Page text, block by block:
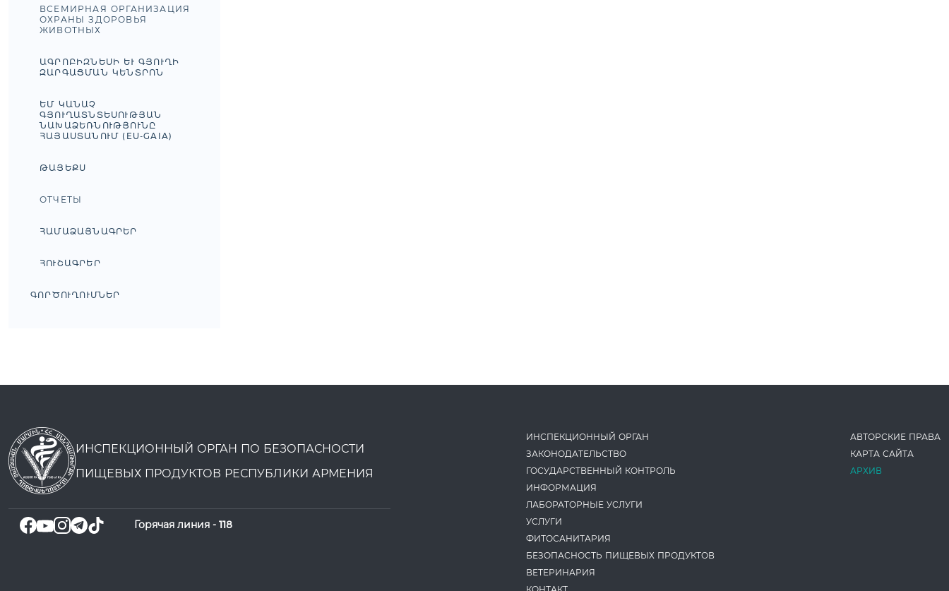
ВСЕМИРНАЯ ОРГАНИЗАЦИЯ
ОХРАНЫ ЗДОРОВЬЯ
ЖИВОТНЫХ
ԱԳՐՈԲԻԶՆԵՍԻ ԵՒ ԳՅՈՒՂԻ Զ
ԱՐԳԱՑՄԱՆ ԿԵՆՏՐՈՆ
ԵՄ ԿԱՆԱՉ
ԳՅՈՒՂԱՏՆՏԵՍՈՒԹՅԱՆ
ՆԱԽԱՁԵՌՆՈՒԹՅՈՒՆԸ
ՀԱՅԱՍՏԱՆՈՒՄ (EU-GAIA)
ԹԱՅԵՔՍ
ОТЧЕТЫ
ՀԱՄԱՁԱՅՆԱԳՐԵՐ
ՀՈՒՇԱԳՐԵՐ
ԳՈՐԾՈՒՂՈՒՄՆԵՐ
ИНСПЕКЦИОННЫЙ ОРГАН ПО БЕЗОПАСНОСТИ
ПИЩЕВЫХ ПРОДУКТОВ РЕСПУБЛИКИ АРМЕНИЯ
Горячая линия - 118
ИНСПЕКЦИОННЫЙ ОРГАН
ЗАКОНОДАТЕ­ЛЬСТВО
ГОСУДАРСТВЕННЫЙ КОНТРОЛЬ
ИНФОРМАЦИЯ
ЛАБОРАТОРНЫЕ УСЛУГИ
УСЛУГИ
ФИТОСАНИТАРИЯ
БЕЗОПАСНОСТЬ ПИЩЕВЫХ ПРОДУКТОВ
ВЕТЕРИНАРИЯ
АВТОРСКИЕ ПРАВА
КАРТА САЙТА
АРХИВ